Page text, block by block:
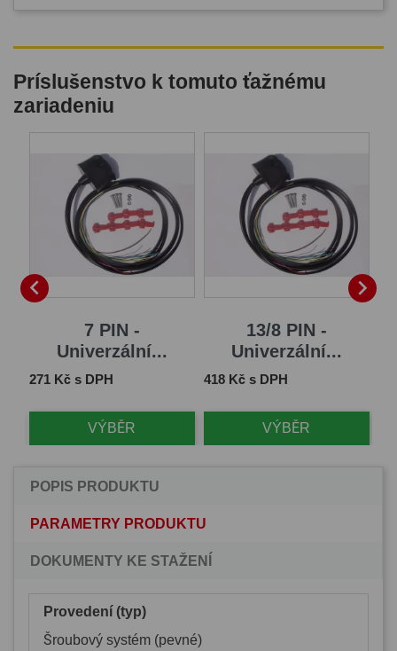
Príslušenstvo k tomuto ťažnému
zariadeniu

7 PIN -
Univerzální...
Cena
271 Kč s DPH
VÝBĚR
13/8 PIN -
Univerzální...
Cena
418 Kč s DPH
VÝBĚR

POPIS PRODUKTU
PARAMETRY PRODUKTU
DOKUMENTY KE STAŽENÍ
Provedení (typ)
Šroubový systém (pevné)